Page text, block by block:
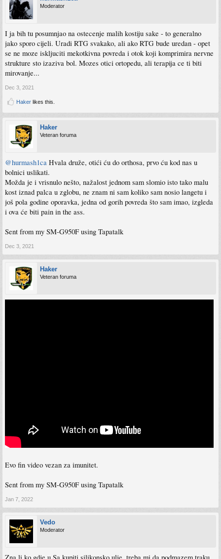
Moderator
I ja bih tu posumnjao na ostecenje malih kostiju sake - to generalno
jako sporo cijeli. Uradi RTG svakako, ali ako RTG bude uredan - opet
se ne moze iskljuciti mekotkivna povreda i otok koji komprimira nervne
strukture sto izaziva bol. Mozes otici ortopedu, ali terapija ce ti biti
mirovanje...
Dec 3, 2021
Haker likes this.
Haker
Veteran foruma
@hurmash1ca Hvala druže, otići ću do orthosa, prvo ću kod nas u
bolnici uslikati.
Možda je i vrisnulo nešto, nažalost jednom sam slomio isto tako malu
kost iznad palca u zglobu, ne znam ni sam koliko sam nosio langetu i
još pola godine oporavka, jedna od gorih povreda što sam imao, izgleda
i ova će biti pain in the ass.
Sent from my SM-G950F using Tapatalk
Dec 3, 2021
Haker
Veteran foruma
Evo fin video vezan za imunitet.
Sent from my SM-G950F using Tapatalk
Jan 7, 2022
Vedo
Moderator